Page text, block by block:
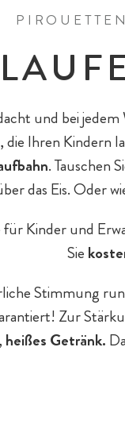
und bei
die Ihren Kindern
. Tauschen
das Eis. Oder
Kinder und
Sie
Stimmung
Zur
heißes Getränk.